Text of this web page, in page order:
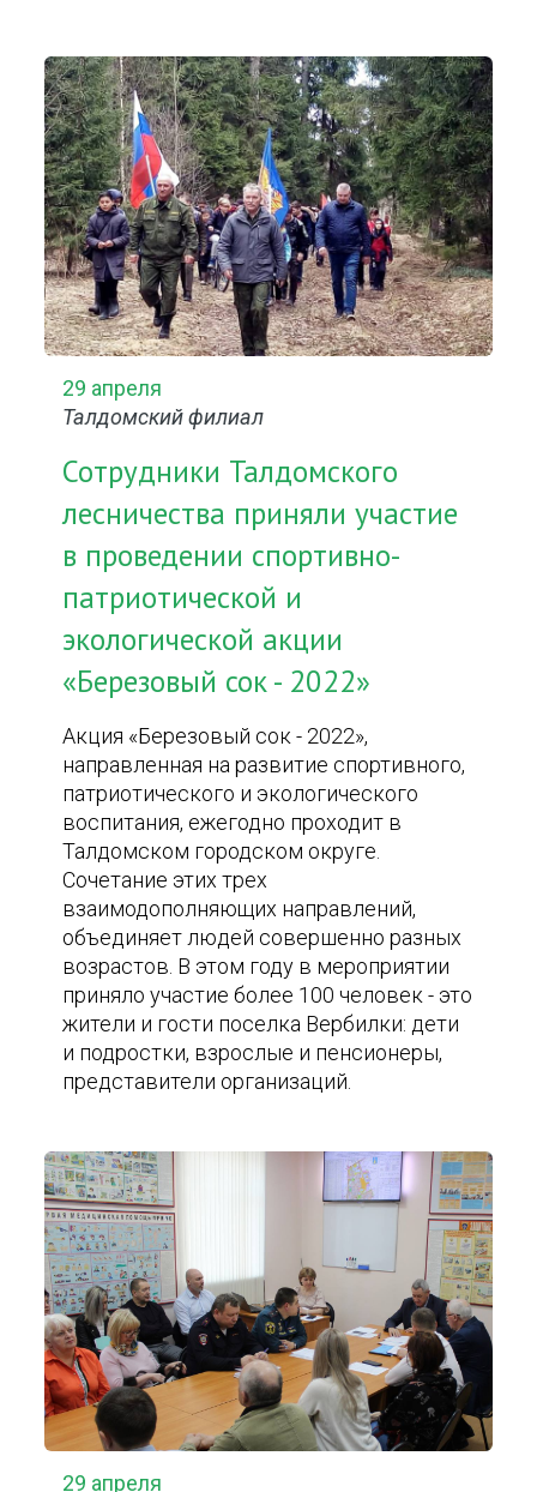
29 апреля
Талдомский филиал
Сотрудники Талдомского
лесничества приняли участие
в проведении спортивно-
патриотической и
экологической акции
«Березовый сок - 2022»
Акция «Березовый сок - 2022»,
направленная на развитие спортивного,
патриотического и экологического
воспитания, ежегодно проходит в
Талдомском городском округе.
Сочетание этих трех
взаимодополняющих направлений,
объединяет людей совершенно разных
возрастов. В этом году в мероприятии
приняло участие более 100 человек - это
жители и гости поселка Вербилки: дети
и подростки, взрослые и пенсионеры,
представители организаций.
29 апреля